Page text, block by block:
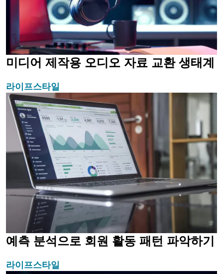
미디어 제작용 오디오 자료 교환 생태계
라이프스타일
예측 분석으로 회원 활동 패턴 파악하기
라이프스타일